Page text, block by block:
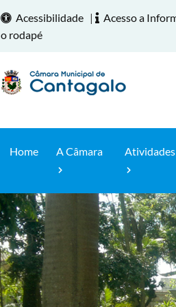
Acessibilidade | Acesso a
o rodapé
Home A Câmara